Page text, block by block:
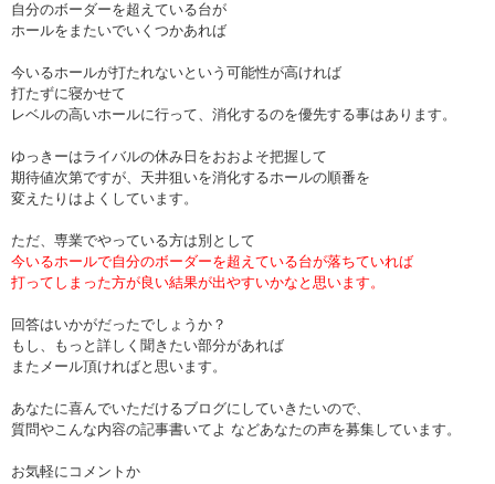
自分のボーダーを超えている台が
ホールをまたいでいくつかあれば
今いるホールが打たれないという可能性が高ければ
打たずに寝かせて
レベルの高いホールに行って、消化するのを優先する事はあります。
ゆっきーはライバルの休み日をおおよそ把握して
期待値次第ですが、天井狙いを消化するホールの順番を
変えたりはよくしています。
ただ、専業でやっている方は別として
今いるホールで自分のボーダーを超えている台が落ちていれば
打ってしまった方が良い結果が出やすいかなと思います。
回答はいかがだったでしょうか？
もし、もっと詳しく聞きたい部分があれば
またメール頂ければと思います。
あなたに喜んでいただけるブログにしていきたいので、
質問やこんな内容の記事書いてよ などあなたの声を募集しています。
お気軽にコメントか